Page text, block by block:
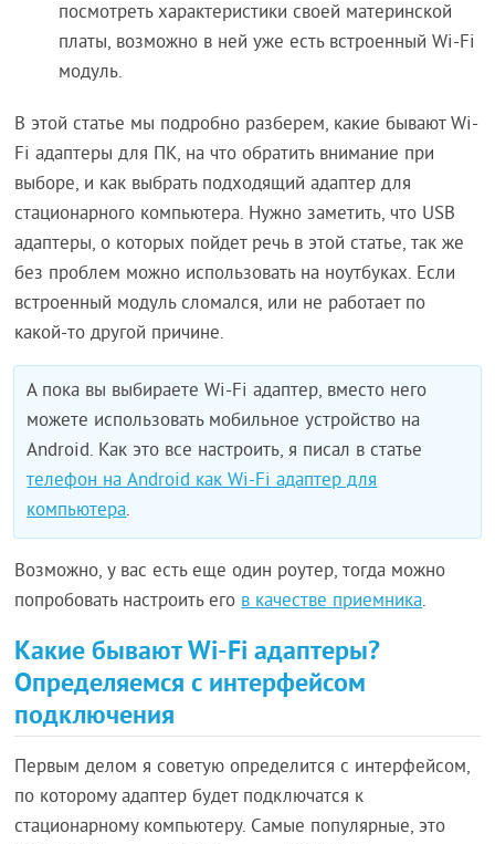
посмотреть характеристики своей материнской
платы, возможно в ней уже есть встроенный Wi-Fi
модуль.
В этой статье мы подробно разберем, какие бывают Wi-
Fi адаптеры для ПК, на что обратить внимание при
выборе, и как выбрать подходящий адаптер для
стационарного компьютера. Нужно заметить, что USB
адаптеры, о которых пойдет речь в этой статье, так же
без проблем можно использовать на ноутбуках. Если
встроенный модуль сломался, или не работает по
какой-то другой причине.
А пока вы выбираете Wi-Fi адаптер, вместо него
можете использовать мобильное устройство на
Android. Как это все настроить, я писал в статье
телефон на Android как Wi-Fi адаптер для
компьютера.
Возможно, у вас есть еще один роутер, тогда можно
попробовать настроить егов качестве приемника.
Какие бывают Wi-Fi адаптеры?
Определяемся с интерфейсом
подключения
Первым делом я советую определится с интерфейсом,
по которому адаптер будет подключатся к
стационарному компьютеру. Самые популярные, это